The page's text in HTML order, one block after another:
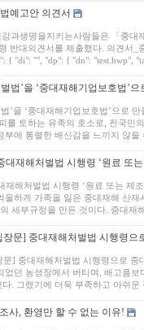
예고안 의견서
과생명을지키는사람들은 「중
반대의견서를 제출했다. 의견서
{ "di": "", "dp": { "dn": "test.hwp",
법’을 ‘중대재해기업보호법’으
’을 ‘중대재해기업보호법’으로
를 토하는 유족의 호소로, 전국민
에 통렬한 배신감을 느끼지 않을
재해처벌법 시행령 ‘원료 또는
재해처벌법 시행령 ‘원료 또는 제
울하게 가족을 잃은 중대재해 산
세부규정을 만든 것이다. 중대재
문] 중대재해처벌법 시행령으
] 중대재해처벌법 시행령으로
었던 농성장에서 버티며, 배고픔
. 그랬기에 더욱 부족하고 아쉬운
사, 환영만 할 수 없는 이유!